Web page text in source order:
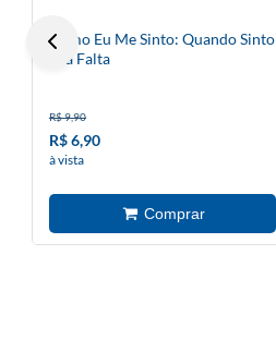
Como Eu Me Sinto: Quando Sinto
Sua Falta
R$ 9,90
R$ 6,90
à vista